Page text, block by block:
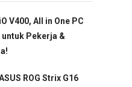
V400, All in One PC
Pekerja &
ROG Strix G16